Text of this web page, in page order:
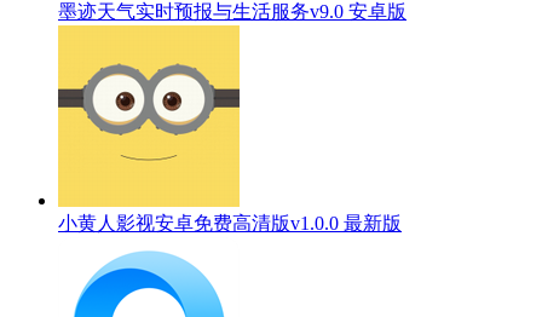
墨迹天气实时预报与生活服务v9.0 安卓版
小黄人影视安卓免费高清版v1.0.0 最新版